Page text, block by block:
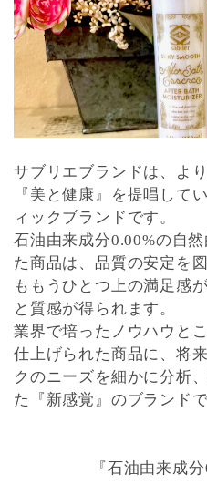
サブリエブランドは、よ
『美と健康』を提唱して
ィックブランドです。
石油由来成分0.00%の自
た商品は、品質の安定を
ももうひとつ上の満足感
と質感が得られます。
業界で培ったノウハウと
仕上げられた商品に、将
クのニーズを細かに分析
た『新感覚』のブランドで
『石油由来成